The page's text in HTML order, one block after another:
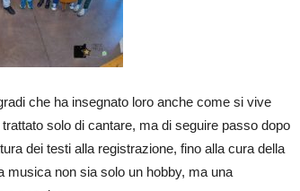
che ha insegnato loro anche come si vive
solo di cantare, ma di seguire passo dopo
dei testi alla registrazione, fino alla cura della
non sia solo un hobby, ma una